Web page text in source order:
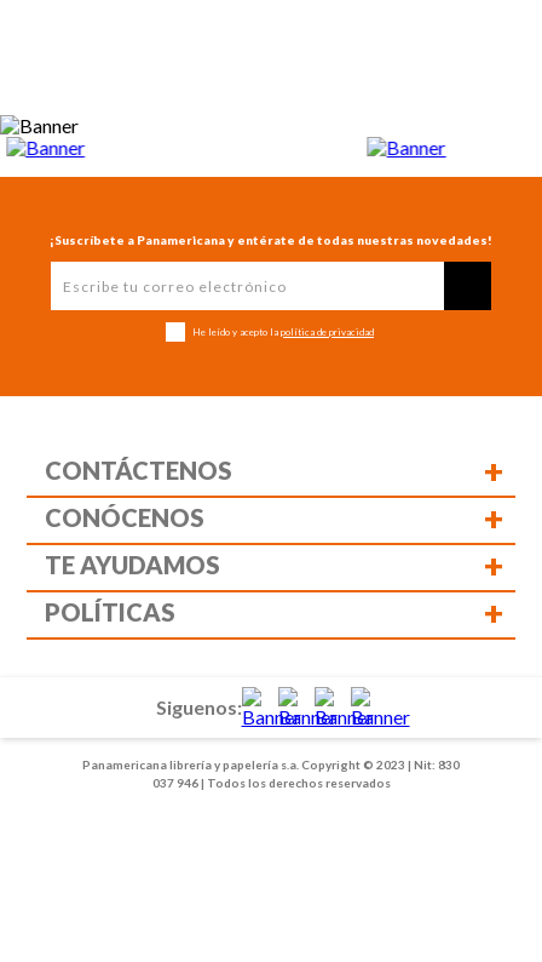
¡Suscríbete a Panamericana y entérate de todas nuestras novedades!
He leído y acepto la política de privacidad
CONTÁCTENOS +
CONÓCENOS +
TE AYUDAMOS +
POLÍTICAS +
Panamericana librería y papelería s.a. Copyright © 2023 | Nit: 830
037 946 | Todos los derechos reservados
Siguenos: